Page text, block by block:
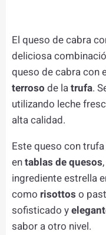
El queso de cabra
deliciosa
queso de cabra con
terroso de latrufa.
utilizando leche
alta calidad.
Este queso con
entablas de quesos
ingrediente estrella
como risottos o
sofisticado y
sabor a otro nivel.